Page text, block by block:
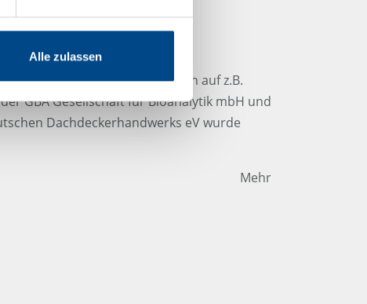
Alle zulassen
von Materialproben auf z.B.
der GBA Gesellschaft für Bioanalytik mbH und
Dachdeckerhandwerks eV wurde
Mehr